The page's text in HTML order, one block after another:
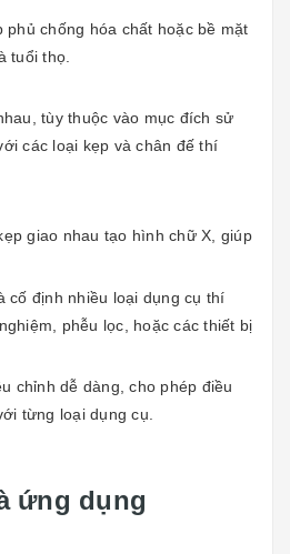
phủ chống hóa chất hoặc bề mặt
tuổi thọ.
tùy thuộc vào mục đích sử
các loại kẹp và chân đế thí
giao nhau tạo hình chữ X, giúp
cố định nhiều loại dụng cụ thí
phễu lọc, hoặc các thiết bị
chỉnh dễ dàng, cho phép điều
từng loại dụng cụ.
ứng dụng